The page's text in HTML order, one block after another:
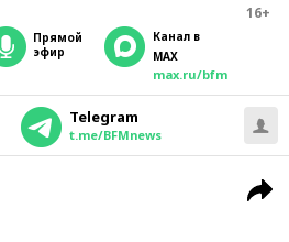
16+
прямой
эфир
Канал в
MAX
max.ru/bfm
Telegram
t.me/BFMnews